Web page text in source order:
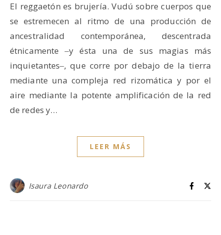
El reggaetón es brujería. Vudú sobre cuerpos que
se estremecen al ritmo de una producción de
ancestralidad contemporánea, descentrada
étnicamente ‒y ésta una de sus magias más
inquietantes‒, que corre por debajo de la tierra
mediante una compleja red rizomática y por el
aire mediante la potente amplificación de la red
de redes y…
LEER MÁS
Isaura Leonardo